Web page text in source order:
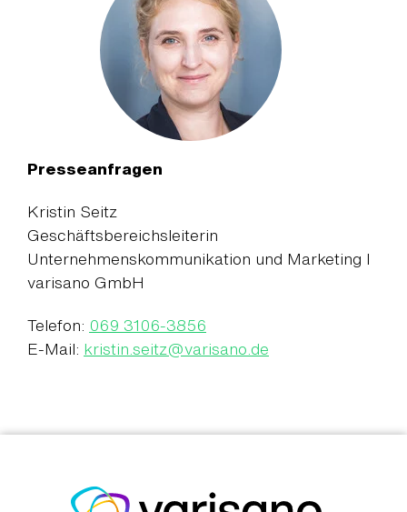
Presseanfragen
Kristin Seitz
Geschäftsbereichsleiterin
Unternehmenskommunikation und Marketing I
varisano GmbH
Telefon: 069 3106-3856
E-Mail: kristin.seitz@varisano.de